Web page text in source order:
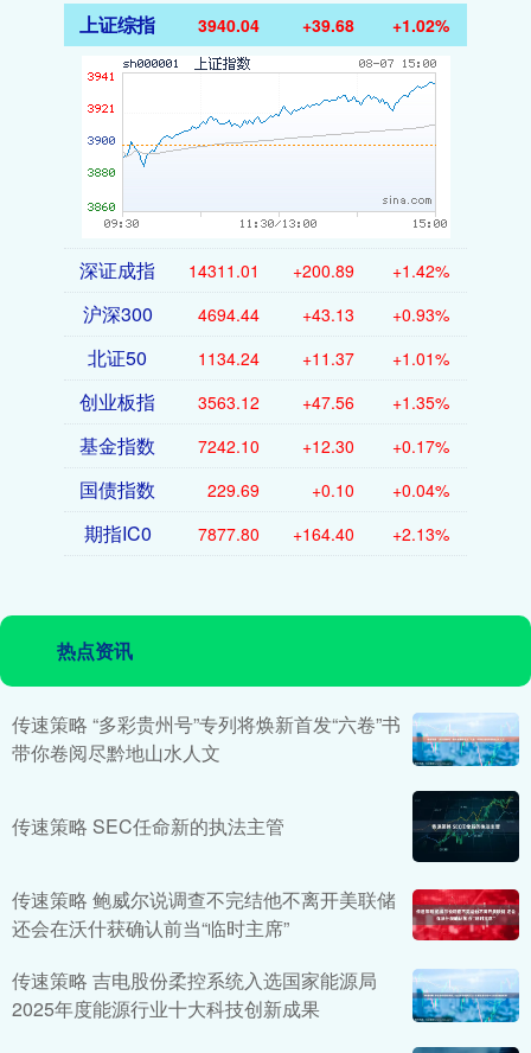
上证综指 3940.04 +39.68 +1.02%
深证成指 14311.01 +200.89 +1.42%
沪深300 4694.44 +43.13 +0.93%
北证50 1134.24 +11.37 +1.01%
创业板指 3563.12 +47.56 +1.35%
基金指数 7242.10 +12.30 +0.17%
国债指数 229.69 +0.10 +0.04%
期指IC0 7877.80 +164.40 +2.13%
热点资讯
传速策略 “多彩贵州号”专列将焕新首发“六卷”书
带你卷阅尽黔地山水人文
传速策略 SEC任命新的执法主管
传速策略 鲍威尔说调查不完结他不离开美联储
还会在沃什获确认前当“临时主席”
传速策略 吉电股份柔控系统入选国家能源局
2025年度能源行业十大科技创新成果